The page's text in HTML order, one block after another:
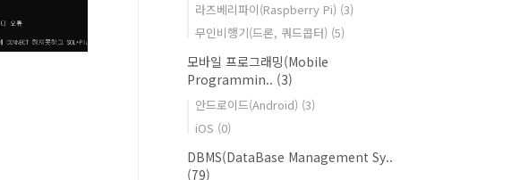
라즈베리파이(Raspberry Pi) (3)
무인비행기(드론, 쿼드콥터) (5)
모바일 프로그래밍(Mobile
Programmin.. (3)
안드로이드(Android) (3)
iOS (0)
DBMS(DataBase Management Sy..
(79)